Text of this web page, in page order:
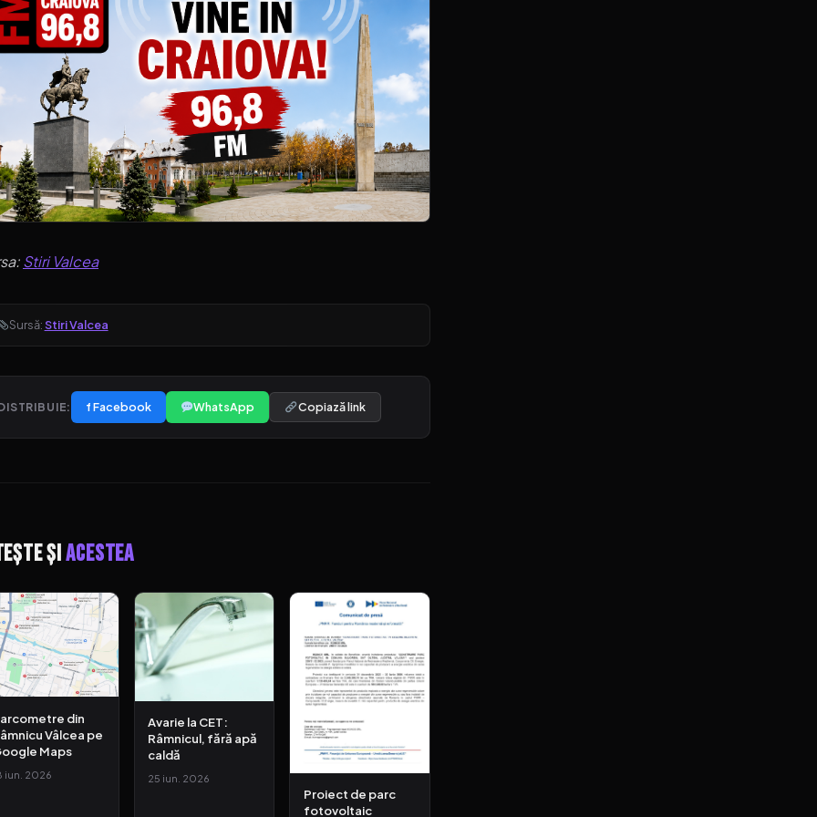
Stiri Valcea
Sursă:Stiri Valcea
f Facebook WhatsApp Copiază link
șiacestea
din
Vâlcea pe
Maps
iun. 2026
Avarie la CET:
Râmnicul, fără apă
caldă
25 iun. 2026
Proiect de parc
fotovoltaic